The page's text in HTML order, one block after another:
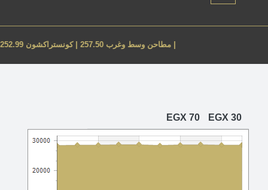
مطاحن وسط وغرب 257.50 | كونستراكشون 252.99 |